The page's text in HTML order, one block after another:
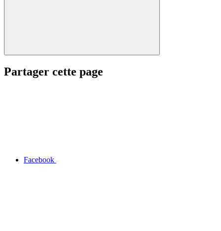
Partager cette page
Facebook